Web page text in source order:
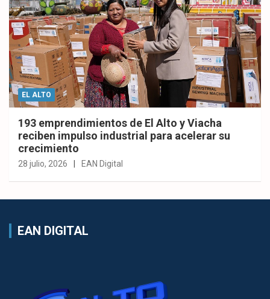
EL ALTO
193 emprendimientos de El Alto y Viacha
reciben impulso industrial para acelerar su
crecimiento
28 julio, 2026 EAN Digital
EAN DIGITAL